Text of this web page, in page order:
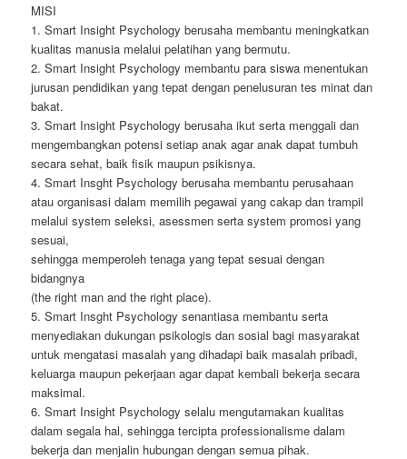
MISI
1. Smart Insight Psychology berusaha membantu meningkatkan
kualitas manusia melalui pelatihan yang bermutu.
2. Smart Insight Psychology membantu para siswa menentukan
jurusan pendidikan yang tepat dengan penelusuran tes minat dan
bakat.
3. Smart Insight Psychology berusaha ikut serta menggali dan
mengembangkan potensi setiap anak agar anak dapat tumbuh
secara sehat, baik fisik maupun psikisnya.
4. Smart Insght Psychology berusaha membantu perusahaan
atau organisasi dalam memilih pegawai yang cakap dan trampil
melalui system seleksi, asessmen serta system promosi yang
sesuai,
sehingga memperoleh tenaga yang tepat sesuai dengan
bidangnya
(the right man and the right place).
5. Smart Insght Psychology senantiasa membantu serta
menyediakan dukungan psikologis dan sosial bagi masyarakat
untuk mengatasi masalah yang dihadapi baik masalah pribadi,
keluarga maupun pekerjaan agar dapat kembali bekerja secara
maksimal.
6. Smart Insight Psychology selalu mengutamakan kualitas
dalam segala hal, sehingga tercipta professionalisme dalam
bekerja dan menjalin hubungan dengan semua pihak.